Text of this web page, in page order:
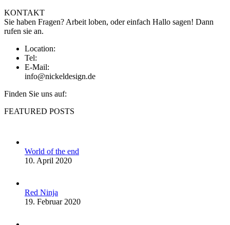
KONTAKT
Sie haben Fragen? Arbeit loben, oder einfach Hallo sagen! Dann
rufen sie an.
Location:
Tel:
E-Mail:
info@nickeldesign.de
Finden Sie uns auf:
Facebook
window
YouTube
window
Pinterest
window
Instagram
window
Behance
window
E-
window
500px
window
XING
window
FEATURED POSTS
World of the end
10. April 2020
Red Ninja
19. Februar 2020